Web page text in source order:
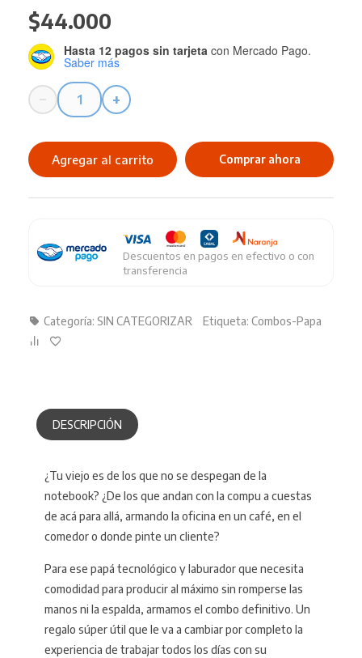
$44.000
Hasta 12 pagos sin tarjeta con Mercado Pago.
Saber más
−
Combo
cantidad
+
Agregar al carrito Comprar ahora
Categoría: SIN CATEGORIZAR Etiqueta: Combos-Papa
Descuentos en pagos en efectivo o con
transferencia
DESCRIPCIÓN
¿Tu viejo es de los que no se despegan de la
notebook? ¿De los que andan con la compu a cuestas
de acá para allá, armando la oficina en un café, en el
comedor o donde pinte un cliente?
Para ese papá tecnológico y laburador que necesita
comodidad para producir al máximo sin romperse las
manos ni la espalda, armamos el combo definitivo. Un
regalo súper útil que le va a cambiar por completo la
experiencia de trabajar todos los días con su